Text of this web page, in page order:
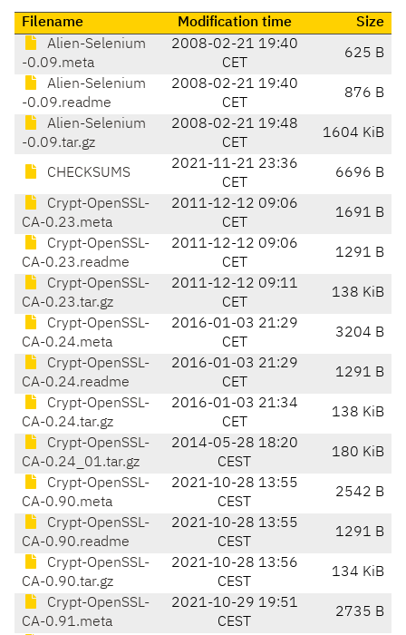
Filename Modification time
Size
Alien-Selenium
-0.09.meta
2008-02-21 19:40
CET
625 B
Alien-Selenium
-0.09.readme
2008-02-21 19:40
CET
876 B
Alien-Selenium
-0.09.tar.gz
2008-02-21 19:48
CET
1604 KiB
CHECKSUMS
2021-11-21 23:36
CET
6696 B
Crypt-OpenSSL-
CA-0.23.meta
2011-12-12 09:06
CET
1691 B
Crypt-OpenSSL-
CA-0.23.readme
2011-12-12 09:06
CET
1291 B
Crypt-OpenSSL-
CA-0.23.tar.gz
2011-12-12 09:11
CET
138 KiB
Crypt-OpenSSL-
CA-0.24.meta
2016-01-03 21:29
CET
3204 B
Crypt-OpenSSL-
CA-0.24.readme
2016-01-03 21:29
CET
1291 B
Crypt-OpenSSL-
CA-0.24.tar.gz
2016-01-03 21:34
CET
138 KiB
Crypt-OpenSSL-
CA-0.24_01.tar.gz
2014-05-28 18:20
CEST
180 KiB
Crypt-OpenSSL-
CA-0.90.meta
2021-10-28 13:55
CEST
2542 B
Crypt-OpenSSL-
CA-0.90.readme
2021-10-28 13:55
CEST
1291 B
Crypt-OpenSSL-
CA-0.90.tar.gz
2021-10-28 13:56
CEST
134 KiB
Crypt-OpenSSL-
CA-0.91.meta
2021-10-29 19:51
CEST
2735 B